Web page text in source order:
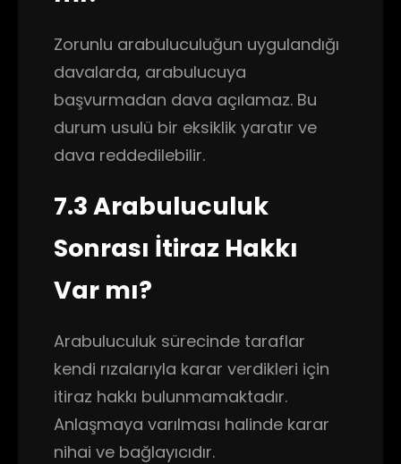
Zorunlu arabuluculuğun uygulandığı
davalarda, arabulucuya
başvurmadan dava açılamaz. Bu
durum usulü bir eksiklik yaratır ve
dava reddedilebilir.
7.3 Arabuluculuk
Sonrası İtiraz Hakkı
Var mı?
Arabuluculuk sürecinde taraflar
kendi rızalarıyla karar verdikleri için
itiraz hakkı bulunmamaktadır.
Anlaşmaya varılması halinde karar
nihai ve bağlayıcıdır.